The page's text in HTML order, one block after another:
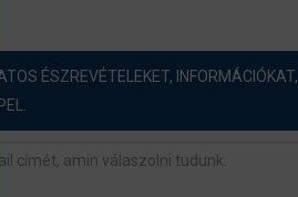
ÉSZREVÉTELEKET, INFORMÁCIÓKAT,